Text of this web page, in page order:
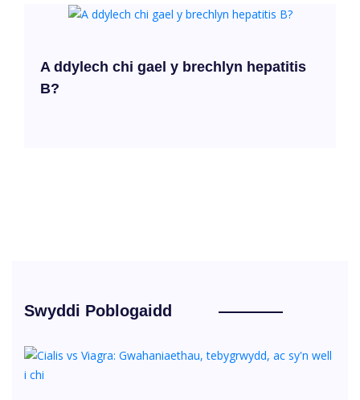
A ddylech chi gael y brechlyn hepatitis
B?
Swyddi Poblogaidd